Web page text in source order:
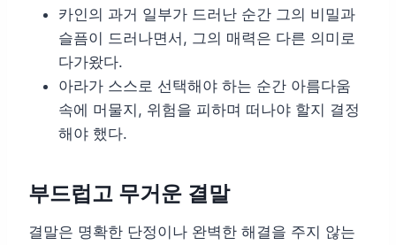
카인의 과거 일부가 드러난 순간 그의 비밀과
슬픔이 드러나면서, 그의 매력은 다른 의미로
다가왔다.
아라가 스스로 선택해야 하는 순간 아름다움
속에 머물지, 위험을 피하며 떠나야 할지 결정
해야 했다.
부드럽고 무거운 결말
결말은 명확한 단정이나 완벽한 해결을 주지 않는